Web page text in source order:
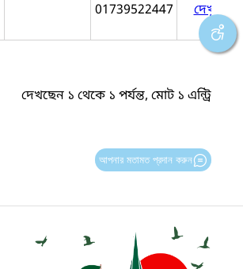
01739522447 দেখুন
দেখছেন ১ থেকে ১ পর্যন্ত, মোট ১ এন্ট্রি
আপনার মতামত প্রদান করুন